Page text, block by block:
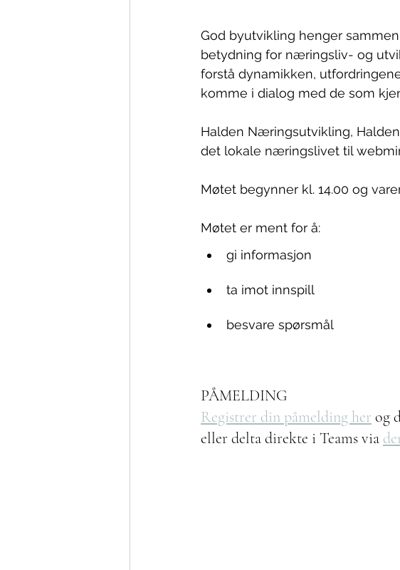
God byutvikling henger
betydning for næringsliv- og
forstå dynamikken,
komme i dialog med de som
Halden Næringsutvikling,
det lokale næringslivet til
Møtet begynner kl. 14.00 og
Møtet er ment for å:
gi informasjon
ta imot innspill
besvare spørsmål
PÅMELDING
Registrer din påmelding her og
eller delta direkte i Teams via